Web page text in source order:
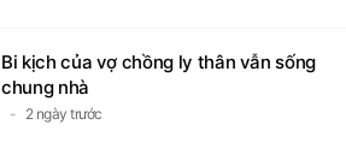
Bi kịch của vợ chồng ly thân vẫn sống
chung nhà
2 ngày trước